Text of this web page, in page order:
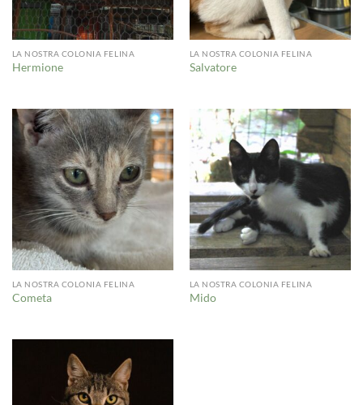
LA NOSTRA COLONIA FELINA
Hermione
LA NOSTRA COLONIA FELINA
Salvatore
LA NOSTRA COLONIA FELINA
Cometa
LA NOSTRA COLONIA FELINA
Mido